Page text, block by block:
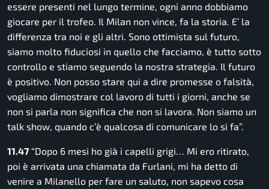
essere presenti nel lungo termine, ogni anno dobbiamo
giocare per il trofeo. Il Milan non vince, fa la storia. E’ la
differenza tra noi e gli altri. Sono ottimista sul futuro,
siamo molto fiduciosi in quello che facciamo, è tutto sotto
controllo e stiamo seguendo la nostra strategia. Il futuro
è positivo. Non posso stare qui a dire promesse o falsità,
vogliamo dimostrare col lavoro di tutti i giorni, anche se
non si parla non significa che non si lavora. Non siamo un
talk show, quando c’è qualcosa di comunicare lo si fa”.
11.47 “Dopo 6 mesi ho già i capelli grigi… Mi ero ritirato,
poi è arrivata una chiamata da Furlani, mi ha detto di
venire a Milanello per fare un saluto, non sapevo cosa